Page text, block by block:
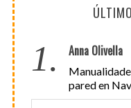
1. Anna Olivella
pared en